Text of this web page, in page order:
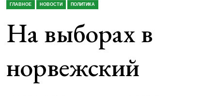
ГЛАВНОЕ НОВОСТИ ПОЛИТИКА
На выборах в
норвежский